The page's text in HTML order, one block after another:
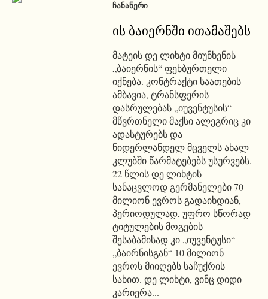
ᲩᲐᲜᲐᲬᲔᲠᲘ
ის ბაიერნში ითამაშებს
მატეის დე ლიხტი მიუნხენის
„ბაიერნის“ ფეხბურთელი
იქნება. კონტრაქტი საათების
ამბავია, ტრანსფერის
დასრულებას „იუვენტუსის“
მწვრთნელი მაქსი ალეგრიც კი
ადასტურებს და
ნიდერლანდელ მცველს ახალ
კლუბში წარმატებებს უსურვებს.
22 წლის დე ლიხტის
სანაცვლოდ გერმანელები 70
მილიონ ევროს გადაიხდიან,
პერიოდულად, უფრო სწორად
ტიტულების მოგების
შესაბამისად კი „იუვენტუსი“
„ბაირნისგან“ 10 მილიონ
ევროს მიიღებს საჩუქრის
სახით. დე ლიხტი, ვინც დიდი
კარიერა...